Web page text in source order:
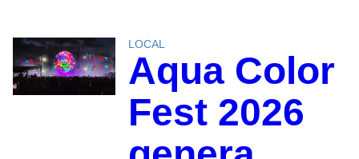
LOCAL
Aqua Color
Fest 2026